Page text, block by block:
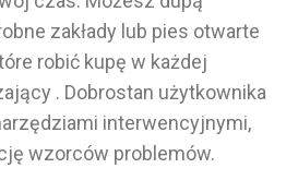
zakłady lub pies otwarte
robić kupę w każdej
. Dobrostan użytkownika
interwencyjnymi,
wzorców problemów.